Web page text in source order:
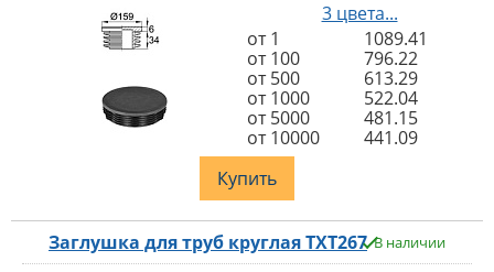
3 цвета...
от 1
1089.41
от 100
796.22
от 500
613.29
от 1000
522.04
от 5000
481.15
от 10000
441.09
Купить
Заглушка для труб круглая TXT267 В наличии